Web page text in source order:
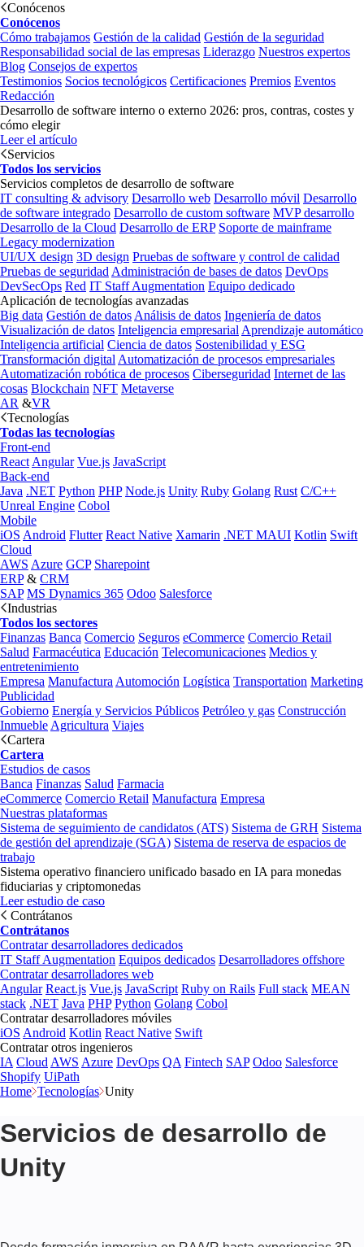
Conócenos
Conócenos
Cómo trabajamos Gestión de la calidad Gestión de la seguridad
Responsabilidad social de las empresas Liderazgo Nuestros expertos
Blog Consejos de expertos
Testimonios Socios tecnológicos Certificaciones Premios Eventos
Redacción
Desarrollo de software interno o externo 2026: pros, contras, costes y
cómo elegir
Leer el artículo
Servicios
Todos los servicios
Servicios completos de desarrollo de software
IT consulting & advisory Desarrollo web Desarrollo móvil Desarrollo
de software integrado Desarrollo de custom software MVP desarrollo
Desarrollo de la Cloud Desarrollo de ERP Soporte de mainframe
Legacy modernization
UI/UX design 3D design Pruebas de software y control de calidad
Pruebas de seguridad Administración de bases de datos DevOps
DevSecOps Red IT Staff Augmentation Equipo dedicado
Aplicación de tecnologías avanzadas
Big data Gestión de datos Análisis de datos Ingeniería de datos
Visualización de datos Inteligencia empresarial Aprendizaje automático
Inteligencia artificial Ciencia de datos Sostenibilidad y ESG
Transformación digital Automatización de procesos empresariales
Automatización robótica de procesos Ciberseguridad Internet de las
cosas Blockchain NFT Metaverse
AR &VR
Tecnologías
Todas las tecnologías
Front-end
React Angular Vue.js JavaScript
Back-end
Java .NET Python PHP Node.js Unity Ruby Golang Rust C/C++
Unreal Engine Cobol
Mobile
iOS Android Flutter React Native Xamarin .NET MAUI Kotlin Swift
Cloud
AWS Azure GCP Sharepoint
ERP& CRM
SAP MS Dynamics 365 Odoo Salesforce
Industrias
Todos los sectores
Finanzas Banca Comercio Seguros eCommerce Comercio Retail
Salud Farmacéutica Educación Telecomunicaciones Medios y
entretenimiento
Empresa Manufactura Automoción Logística Transportation Marketing
Publicidad
Gobierno Energía y Servicios Públicos Petróleo y gas Construcción
Inmueble Agricultura Viajes
Cartera
Cartera
Estudios de casos
Banca Finanzas Salud Farmacia
eCommerce Comercio Retail Manufactura Empresa
Nuestras plataformas
Sistema de seguimiento de candidatos (ATS) Sistema de GRH Sistema
de gestión del aprendizaje (SGA) Sistema de reserva de espacios de
trabajo
Sistema operativo financiero unificado basado en IA para monedas
fiduciarias y criptomonedas
Leer estudio de caso
Contrátanos
Contrátanos
Contratar desarrolladores dedicados
IT Staff Augmentation Equipos dedicados Desarrolladores offshore
Contratar desarrolladores web
Angular React.js Vue.js JavaScript Ruby on Rails Full stack MEAN
stack .NET Java PHP Python Golang Cobol
Contratar desarrolladores móviles
iOS Android Kotlin React Native Swift
Contratar otros ingenieros
IA Cloud AWS Azure DevOps QA Fintech SAP Odoo Salesforce
Shopify UiPath
Home Tecnologías Unity
Servicios de desarrollo de
Unity